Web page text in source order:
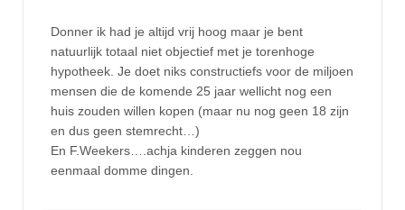
Donner ik had je altijd vrij hoog maar je bent
natuurlijk totaal niet objectief met je torenhoge
hypotheek. Je doet niks constructiefs voor de miljoen
mensen die de komende 25 jaar wellicht nog een
huis zouden willen kopen (maar nu nog geen 18 zijn
en dus geen stemrecht…)
En F.Weekers….achja kinderen zeggen nou
eenmaal domme dingen.